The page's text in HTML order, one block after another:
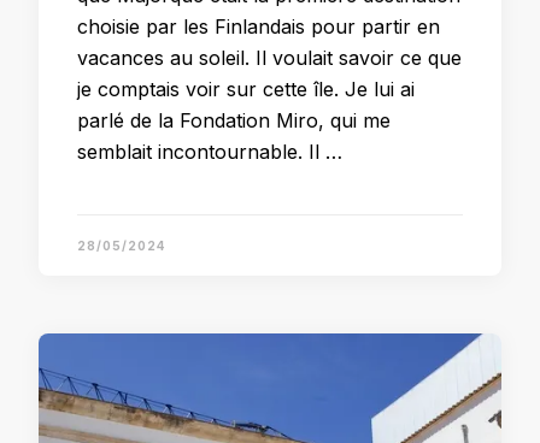
choisie par les Finlandais pour partir en
vacances au soleil. Il voulait savoir ce que
je comptais voir sur cette île. Je lui ai
parlé de la Fondation Miro, qui me
semblait incontournable. Il …
28/05/2024